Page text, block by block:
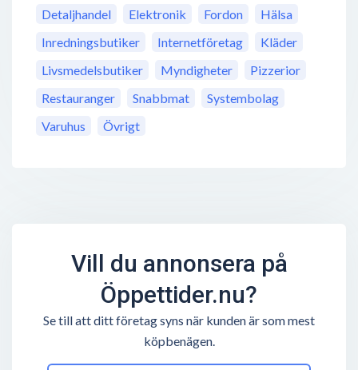
Detaljhandel
Elektronik Fordon
Hälsa
Inredningsbutiker
Internetföretag
Kläder
Livsmedelsbutiker
Myndigheter
Pizzerior
Restauranger
Snabbmat
Systembolag
Varuhus
Övrigt
Vill du annonsera på
Öppettider.nu?
Se till att ditt företag syns när kunden är som mest
köpbenägen.